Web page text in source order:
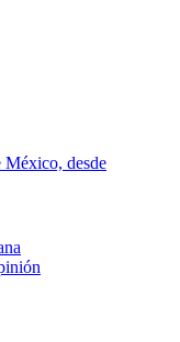
México, desde